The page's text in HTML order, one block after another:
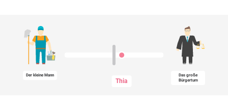
Der kleine Mann
Thia
Das große
Bürgertum